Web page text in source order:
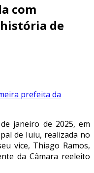
com
de
janeiro de 2025, em
de Iuiu, realizada no
vice, Thiago Ramos,
da Câmara reeleito